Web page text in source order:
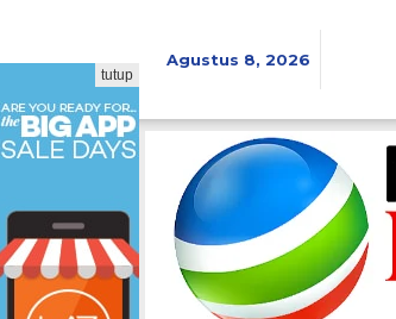
Agustus 8, 2026
tutup